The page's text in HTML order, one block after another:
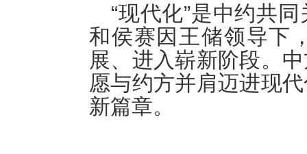
“现代化”是中约共
和侯赛因王储领导下
展、进入崭新阶段。
愿与约方并肩迈进现
新篇章。